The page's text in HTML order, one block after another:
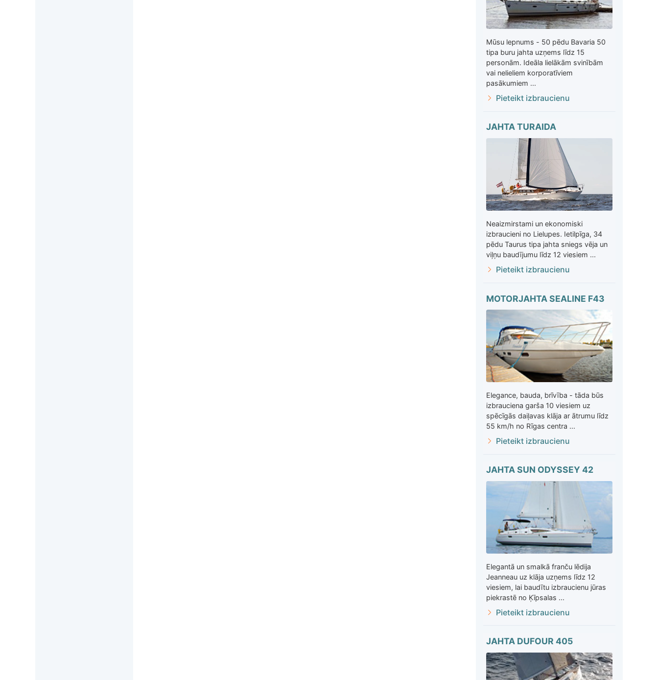
Mūsu lepnums - 50 pēdu Bavaria 50
tipa buru jahta uzņems līdz 15
personām. Ideāla lielākām svinībām
vai nelieliem korporatīviem
pasākumiem ...
Pieteikt izbraucienu
JAHTA TURAIDA
Neaizmirstami un ekonomiski
izbraucieni no Lielupes. Ietilpīga, 34
pēdu Taurus tipa jahta sniegs vēja un
viļņu baudījumu līdz 12 viesiem ...
Pieteikt izbraucienu
MOTORJAHTA SEALINE F43
Elegance, bauda, brīvība - tāda būs
izbrauciena garša 10 viesiem uz
spēcīgās daiļavas klāja ar ātrumu līdz
55 km/h no Rīgas centra ...
Pieteikt izbraucienu
JAHTA SUN ODYSSEY 42
Elegantā un smalkā franču lēdija
Jeanneau uz klāja uzņems līdz 12
viesiem, lai baudītu izbraucienu jūras
piekrastē no Ķīpsalas ...
Pieteikt izbraucienu
JAHTA DUFOUR 405